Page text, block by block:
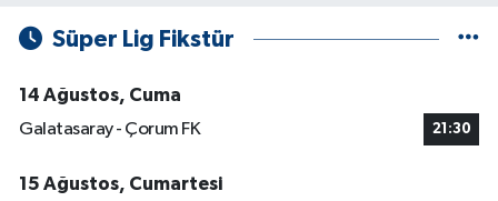
Süper Lig Fikstür
14 Ağustos, Cuma
Galatasaray - Çorum FK
21:30
15 Ağustos, Cumartesi